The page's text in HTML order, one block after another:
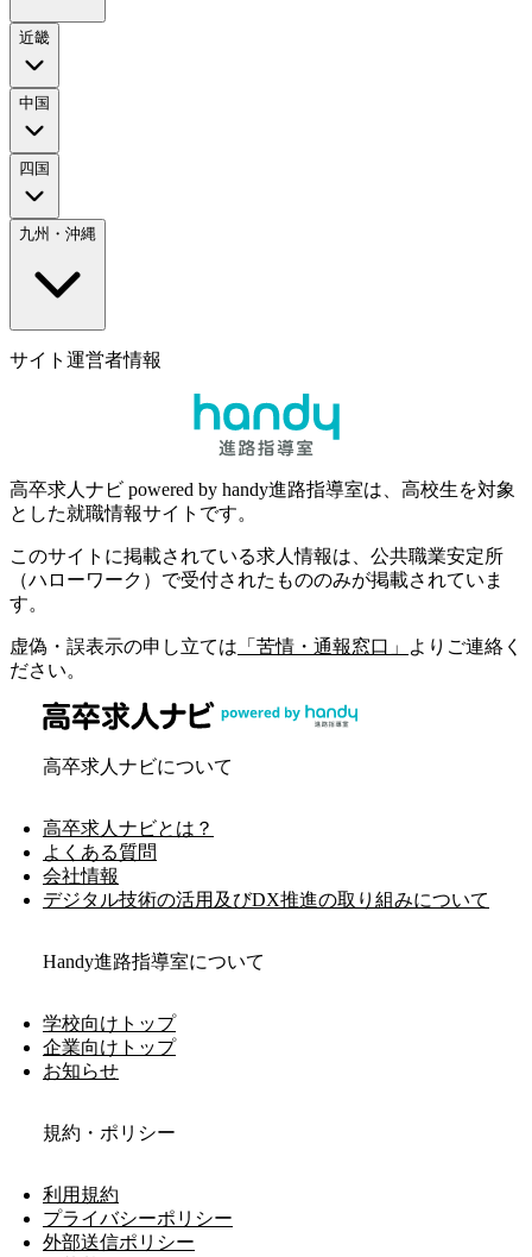
近畿
中国
四国
九州・沖縄
サイト運営者情報
高卒求人ナビ powered by handy進路指導室は、高校生を対象
とした就職情報サイトです。
このサイトに掲載されている求人情報は、公共職業安定所
（ハローワーク）で受付されたもののみが掲載されていま
す。
虚偽・誤表示の申し立ては 「苦情・通報窓口」
よりご連絡く
ださい。
高卒求人ナビについて
高卒求人ナビとは？
よくある質問
会社情報
デジタル技術の活用及びDX推進の取り組みについて
Handy進路指導室について
学校向けトップ
企業向けトップ
お知らせ
規約・ポリシー
利用規約
プライバシーポリシー
外部送信ポリシー